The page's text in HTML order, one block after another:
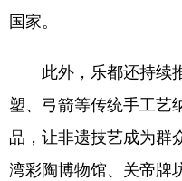
国家。
此外，乐都还持续
塑、弓箭等传统手工艺
品，让非遗技艺成为群
湾彩陶博物馆、关帝牌